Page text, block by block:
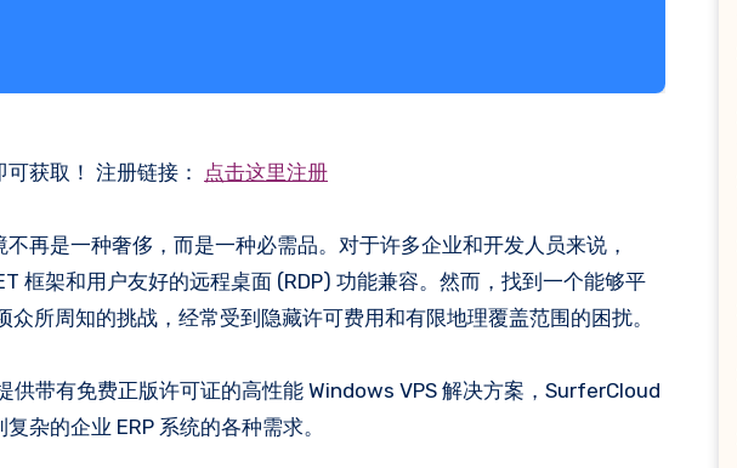
可获取！ 注册链接： 点击这里注册
再是一种奢侈，而是一种必需品。对于许多企业和开发人员来说，
框架和用户友好的远程桌面 (RDP) 功能兼容。然而，找到一个能够平
所周知的挑战，经常受到隐藏许可费用和有限地理覆盖范围的困扰。
带有免费正版许可证的高性能 Windows VPS 解决方案，SurferCloud
杂的企业 ERP 系统的各种需求。